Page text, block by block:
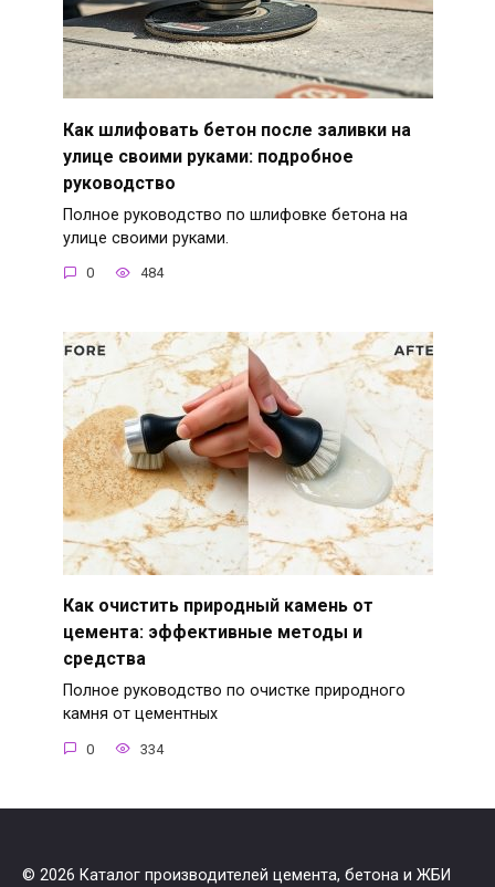
Как шлифовать бетон после заливки на
улице своими руками: подробное
руководство
Полное руководство по шлифовке бетона на
улице своими руками.
0 484
Как очистить природный камень от
цемента: эффективные методы и
средства
Полное руководство по очистке природного
камня от цементных
0 334
© 2026 Каталог производителей цемента, бетона и ЖБИ